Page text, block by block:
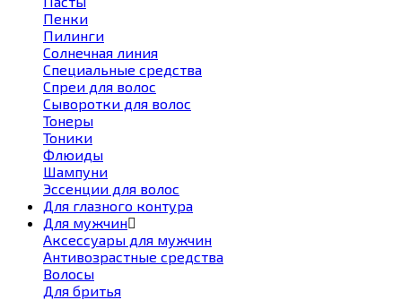
Пенки
Пилинги
Солнечная линия
Специальные средства
Спреи для волос
Сыворотки для волос
Тонеры
Тоники
Флюиды
Шампуни
Эссенции для волос
Для глазного контура
Для мужчин
Аксессуары для мужчин
Антивозрастные средства
Волосы
Для бритья